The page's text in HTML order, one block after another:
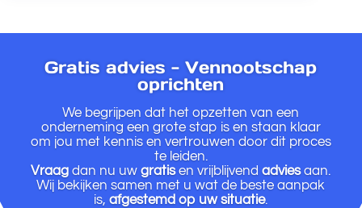
Gratis advies - Vennootschap
oprichten
We begrijpen dat het opzetten van een
onderneming een grote stap is en staan klaar
om jou met kennis en vertrouwen door dit proces
te leiden.
Vraag dan nu uw gratisen vrijblijvendadviesaan.
Wij bekijken samen met u wat de beste aanpak
is,afgestemd op uw situatie.